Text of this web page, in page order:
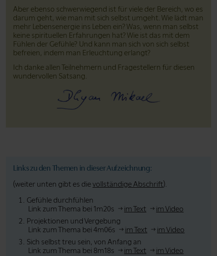
Aber ebenso schwerwiegend ist für viele der Bereich, wo es
darum geht, wie man mit sich selbst umgeht. Wie lädt man
mehr Lebensenergie ins Leben ein? Was, wenn man selbst
keine spirituellen Erfahrungen hat? Wie ist das mit dem
Fühlen der Gefühle? Und kann man sich von sich selbst
befreien, indem man Erleuchtung erlangt?
Ich danke allen Teilnehmern und Fragestellern für diesen
wundervollen Satsang.
Links zu den Themen in dieser Aufzeichnung:
(weiter unten gibt es dievollständige Abschrift).
Gefühle durchfühlen
Link zum Thema bei 1m20s
im Text
im Video
Projektionen und Vergebung
Link zum Thema bei 4m06s
im Text
im Video
Sich selbst treu sein, von Anfang an
Link zum Thema bei 8m18s
im Text
im Video